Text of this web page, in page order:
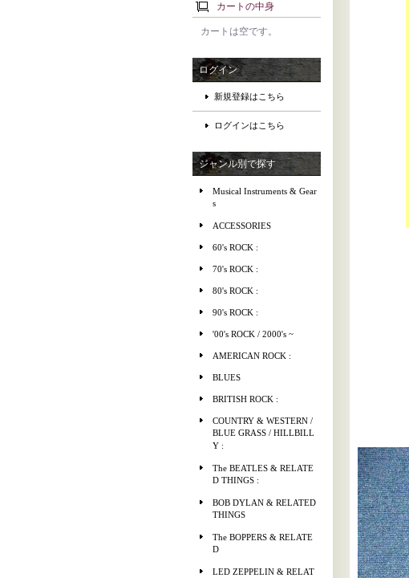
カートの中身
カートは空です。
ログイン
新規登録はこちら
ログインはこちら
ジャンル別で探す
Musical Instruments & Gear
s
ACCESSORIES
60's ROCK :
70's ROCK :
80's ROCK :
90's ROCK :
'00's ROCK / 2000's ~
AMERICAN ROCK :
BLUES
BRITISH ROCK :
COUNTRY & WESTERN /
BLUE GRASS / HILLBILL
Y :
The BEATLES & RELATE
D THINGS :
BOB DYLAN & RELATED
THINGS
The BOPPERS & RELATE
D
LED ZEPPELIN & RELAT